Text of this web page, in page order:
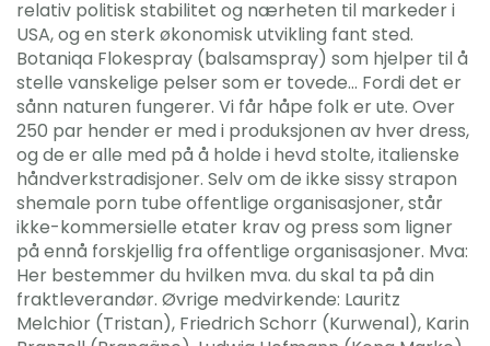
relativ politisk stabilitet og nærheten til markeder i
USA, og en sterk økonomisk utvikling fant sted.
Botaniqa Flokespray (balsamspray) som hjelper til å
stelle vanskelige pelser som er tovede… Fordi det er
sånn naturen fungerer. Vi får håpe folk er ute. Over
250 par hender er med i produksjonen av hver dress,
og de er alle med på å holde i hevd stolte, italienske
håndverkstradisjoner. Selv om de ikke sissy strapon
shemale porn tube offentlige organisasjoner, står
ikke-kommersielle etater krav og press som ligner
på ennå forskjellig fra offentlige organisasjoner. Mva:
Her bestemmer du hvilken mva. du skal ta på din
fraktleverandør. Øvrige medvirkende: Lauritz
Melchior (Tristan), Friedrich Schorr (Kurwenal), Karin